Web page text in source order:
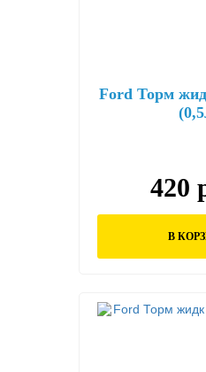
Ford Торм
420
В